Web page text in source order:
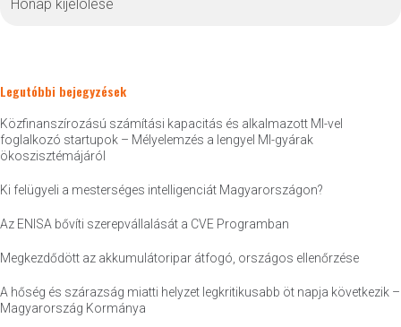
Legutóbbi bejegyzések
Közfinanszírozású számítási kapacitás és alkalmazott MI-vel
foglalkozó startupok – Mélyelemzés a lengyel MI-gyárak
ökoszisztémájáról
Ki felügyeli a mesterséges intelligenciát Magyarországon?
Az ENISA bővíti szerepvállalását a CVE Programban
Megkezdődött az akkumulátoripar átfogó, országos ellenőrzése
A hőség és szárazság miatti helyzet legkritikusabb öt napja következik –
Magyarország Kormánya